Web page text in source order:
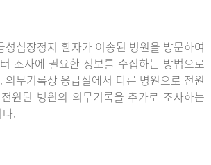
성심장정지 환자가 이송된 병원을 방문하여
조사에 필요한 정보를 수집하는 방법으로
의무기록상 응급실에서 다른 병원으로 전원
원된 병원의 의무기록을 추가로 조사하는
.